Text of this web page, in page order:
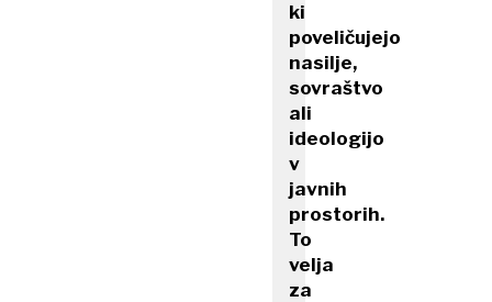
ki
poveličujejo
nasilje,
sovraštvo
ali
ideologijo
v
javnih
prostorih.
To
velja
za